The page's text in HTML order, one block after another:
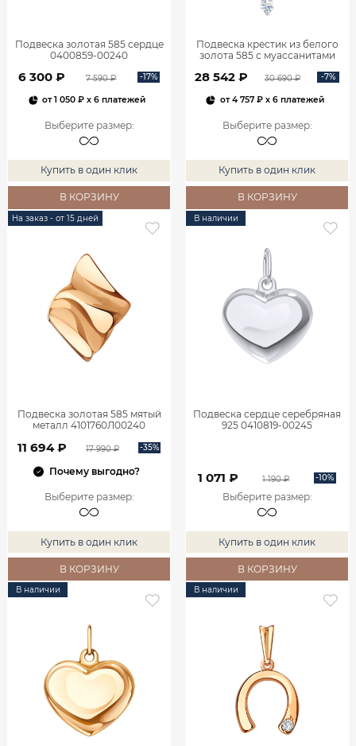
Подвеска золотая 585 сердце
0400859-00240
6 300 ₽ 7 590 ₽ -17%
от1 050 ₽ x 6 платежей
Выберите размер:
Купить в один клик
В КОРЗИНУ
Подвеска крестик из белого
золота 585 с муассанитами
28 542 ₽ 30 690 ₽ -7%
от4 757 ₽x 6 платежей
Выберите размер:
Купить в один клик
В КОРЗИНУ
На заказ - от 15 дней
Подвеска золотая 585 мятый
металл 4101760Л00240
11 694 ₽ 17 990 ₽ -35%
Почему выгодно?
Выберите размер:
Купить в один клик
В КОРЗИНУ
В наличии
Подвеска сердце серебряная
925 0410819-00245
1 071 ₽ 1 190 ₽ -10%
Выберите размер:
Купить в один клик
В КОРЗИНУ
В наличии В наличии